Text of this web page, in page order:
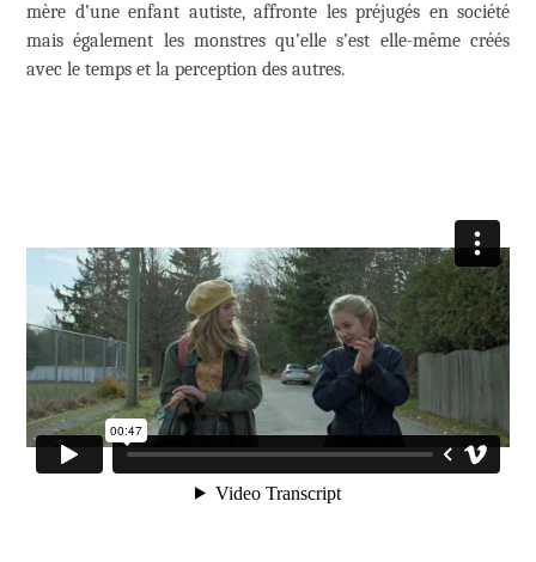
mère d’une enfant autiste, affronte les préjugés en société
mais également les monstres qu’elle s’est elle-même créés
avec le temps et la perception des autres.